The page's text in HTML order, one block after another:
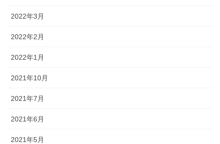
2022年3月
2022年2月
2022年1月
2021年10月
2021年7月
2021年6月
2021年5月